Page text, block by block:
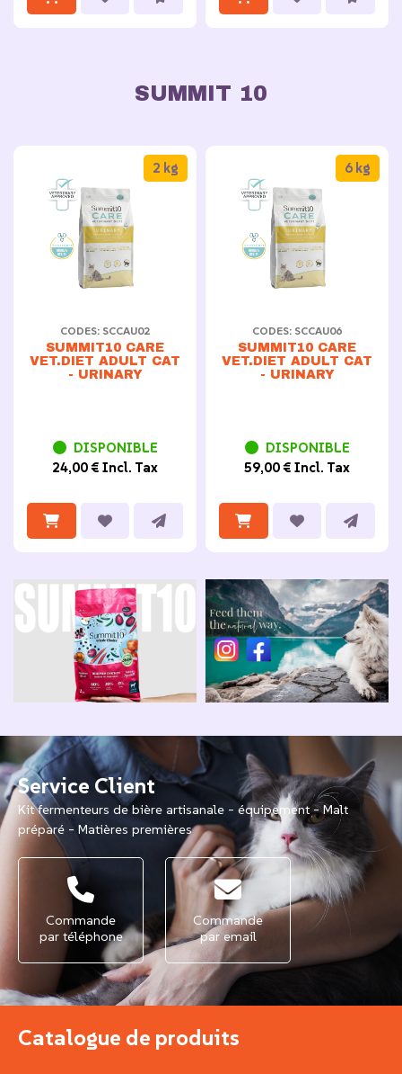
SUMMIT 10
CODES: SCCAU02
SUMMIT10 CARE
VET.DIET ADULT CAT
- URINARY
2 kg
DISPONIBLE
24,00 € Incl. Tax
CODES: SCCAU06
SUMMIT10 CARE
VET.DIET ADULT CAT
- URINARY
6 kg
DISPONIBLE
59,00 € Incl. Tax
Service Client
Kit fermenteurs de bière artisanale - équipement - Malt
préparé - Matières premières
Commande
par téléphone
Commande
par email
Catalogue de produits